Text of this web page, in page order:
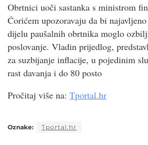
Obrtnici uoči sastanka s ministrom
Ćorićem upozoravaju da bi
dijelu paušalnih obrtnika moglo
poslovanje. Vladin prijedlog,
za suzbijanje inflacije, u pojedinim
rast davanja i do 80 posto
Pročitaj više na: Tportal.hr
Oznake: Tportal.hr